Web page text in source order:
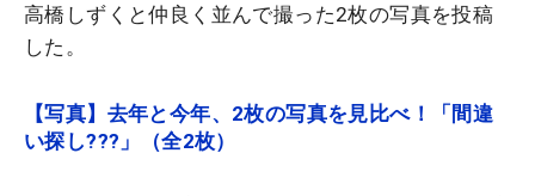
高橋しずくと仲良く並んで撮った2枚の写真を投稿
した。
【写真】去年と今年、2枚の写真を見比べ！「間違
い探し???」（全2枚）